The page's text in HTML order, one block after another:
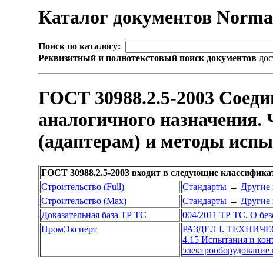
Каталог документов
Поиск по каталогу:
Реквизитный и полнотекстовый поиск документов
ГОСТ 30988.2.5-2003
аналогичного
(адаптерам) и методы
ГОСТ 30988.2.5-2003 входит в следующие
Строительство (Full)
Стандарты → Другие
Строительство (Max)
Стандарты → Другие
Доказательная база ТР ТС
004/2011 ТР ТС. О
ПромЭксперт
РАЗДЕЛ I.
4.15 Испытания и